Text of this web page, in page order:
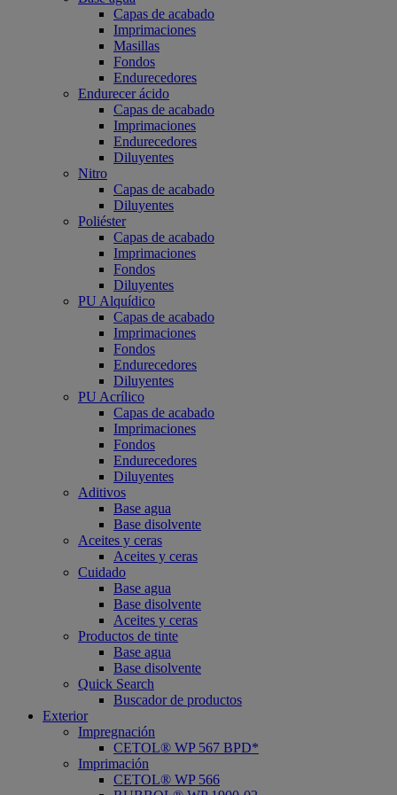
Capas de acabado
Imprimaciones
Masillas
Fondos
Endurecedores
Endurecer ácido
Capas de acabado
Imprimaciones
Endurecedores
Diluyentes
Nitro
Capas de acabado
Diluyentes
Poliéster
Capas de acabado
Imprimaciones
Fondos
Diluyentes
PU Alquídico
Capas de acabado
Imprimaciones
Fondos
Endurecedores
Diluyentes
PU Acrílico
Capas de acabado
Imprimaciones
Fondos
Endurecedores
Diluyentes
Aditivos
Base agua
Base disolvente
Aceites y ceras
Aceites y ceras
Cuidado
Base agua
Base disolvente
Aceites y ceras
Productos de tinte
Base agua
Base disolvente
Quick Search
Buscador de productos
Exterior
Impregnación
CETOL® WP 567 BPD*
Imprimación
CETOL® WP 566